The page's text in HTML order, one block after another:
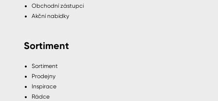
Obchodní zástupci
Akční nabídky
Sortiment
Sortiment
Prodejny
Inspirace
Rádce